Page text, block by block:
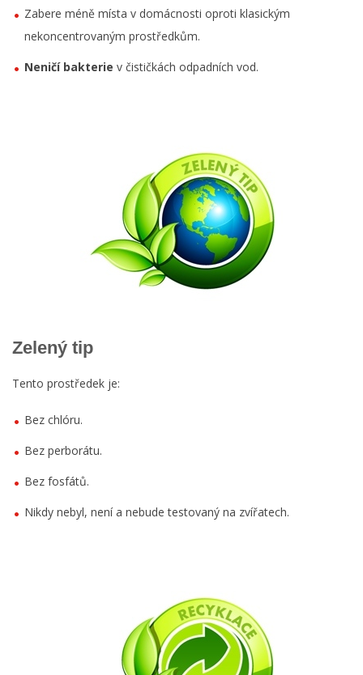
Zabere méně místa v domácnosti oproti klasickým
nekoncentrovaným prostředkům.
Neničí bakterie v čističkách odpadních vod.
Zelený tip
Tento prostředek je:
Bez chlóru.
Bez perborátu.
Bez fosfátů.
Nikdy nebyl, není a nebude testovaný na zvířatech.